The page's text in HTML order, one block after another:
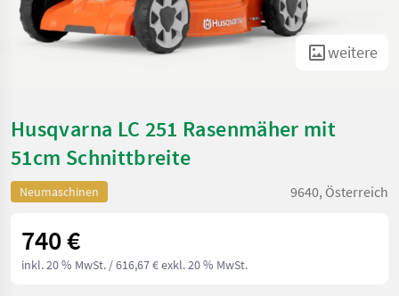
weitere
Husqvarna LC 251 Rasenmäher mit
51cm Schnittbreite
Neumaschinen 9640, Österreich
740 €
inkl. 20 % MwSt. / 616,67 € exkl. 20 % MwSt.